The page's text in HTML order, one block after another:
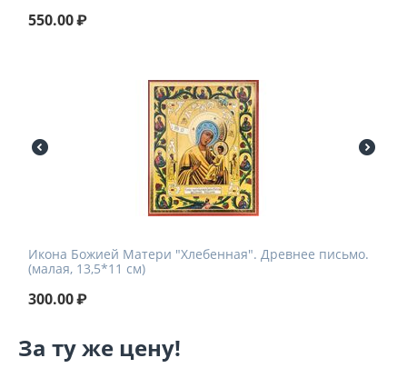
550.00₽
Икона Божией Матери "Хлебенная". Древнее письмо.
(малая, 13,5*11 см)
300.00₽
За ту же цену!